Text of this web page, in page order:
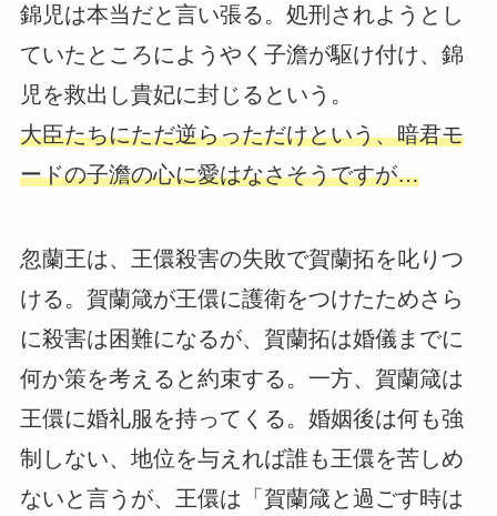
錦児は本当だと言い張る。処刑されようとし
ていたところにようやく子澹が駆け付け、錦
児を救出し貴妃に封じるという。
大臣たちにただ逆らっただけという、暗君モ
ードの子澹の心に愛はなさそうですが…
忽蘭王は、王儇殺害の失敗で賀蘭拓を叱りつ
ける。賀蘭箴が王儇に護衛をつけたためさら
に殺害は困難になるが、賀蘭拓は婚儀までに
何か策を考えると約束する。一方、賀蘭箴は
王儇に婚礼服を持ってくる。婚姻後は何も強
制しない、地位を与えれば誰も王儇を苦しめ
ないと言うが、王儇は「賀蘭箴と過ごす時は